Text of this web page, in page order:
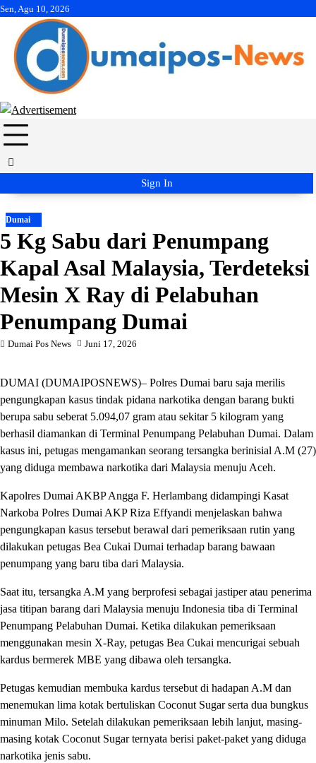
Skip
content
Sen, Agu 10, 2026
Sign In
Dumai
5 Kg Sabu dari Penumpang
Kapal Asal Malaysia, Terdeteksi
Mesin X Ray di Pelabuhan
Penumpang Dumai
Dumai Pos News Juni 17, 2026
DUMAI (DUMAIPOSNEWS)– Polres Dumai baru saja merilis
pengungkapan kasus tindak pidana narkotika dengan barang bukti
berupa sabu seberat 5.094,07 gram atau sekitar 5 kilogram yang
berhasil diamankan di Terminal Penumpang Pelabuhan Dumai. Dalam
kasus ini, petugas mengamankan seorang tersangka berinisial A.M (27)
yang diduga membawa narkotika dari Malaysia menuju Aceh.
Kapolres Dumai AKBP Angga F. Herlambang didampingi Kasat
Narkoba Polres Dumai AKP Riza Effyandi menjelaskan bahwa
pengungkapan kasus tersebut berawal dari pemeriksaan rutin yang
dilakukan petugas Bea Cukai Dumai terhadap barang bawaan
penumpang yang baru tiba dari Malaysia.
Saat itu, tersangka A.M yang berprofesi sebagai jastiper atau penerima
jasa titipan barang dari Malaysia menuju Indonesia tiba di Terminal
Penumpang Pelabuhan Dumai. Ketika dilakukan pemeriksaan
menggunakan mesin X-Ray, petugas Bea Cukai mencurigai sebuah
kardus bermerek MBE yang dibawa oleh tersangka.
Petugas kemudian membuka kardus tersebut di hadapan A.M dan
menemukan lima kotak bertuliskan Coconut Sugar serta dua bungkus
minuman Milo. Setelah dilakukan pemeriksaan lebih lanjut, masing-
masing kotak Coconut Sugar ternyata berisi paket-paket yang diduga
narkotika jenis sabu.